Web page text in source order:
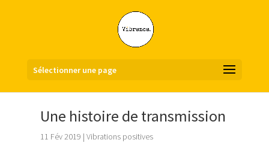
Sélectionner une page
Une histoire de transmission
11 Fév 2019 |Vibrations positives